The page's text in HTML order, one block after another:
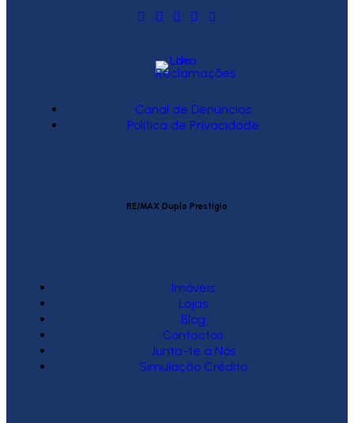
Canal de Denúncias
Política de Privacidade
RE/MAX Duplo Prestígio
Imóveis
Lojas
Blog
Contactos
Junta-te a Nós
Simulação Crédito